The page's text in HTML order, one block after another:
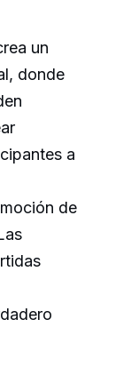
un
donde
a
de